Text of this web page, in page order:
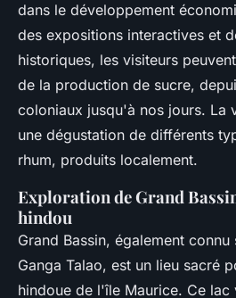
dans le développement
des expositions interactives et
historiques, les visiteurs
de la production de sucre,
coloniaux jusqu'à nos jours. La
une dégustation de différents
rhum, produits localement.
Exploration de Grand
hindou
Grand Bassin, également
Ganga Talao, est un lieu sacré
hindoue de l'île Maurice. Ce lac